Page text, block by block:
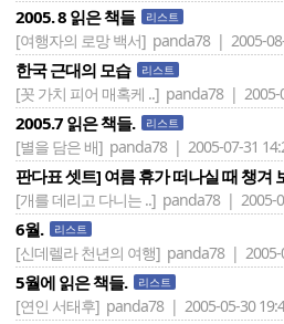
2005. 8 읽은 책들 리스트
[여행자의 로망 백서] panda78 | 2005-
한국 근대의 모습 리스트
[꼿 가치 피어 매혹케 ..] panda78 | 2005-
2005.7 읽은 책들. 리스트
[별을 담은 배] panda78 | 2005-07-31
판다표 셋트] 여름 휴가 떠나실 때 챙겨
[개를 데리고 다니는 ..] panda78 | 2005-
6월. 리스트
[신데렐라 천년의 여행] panda78 | 2005-
5월에 읽은 책들. 리스트
[연인 서태후] panda78 | 2005-05-30